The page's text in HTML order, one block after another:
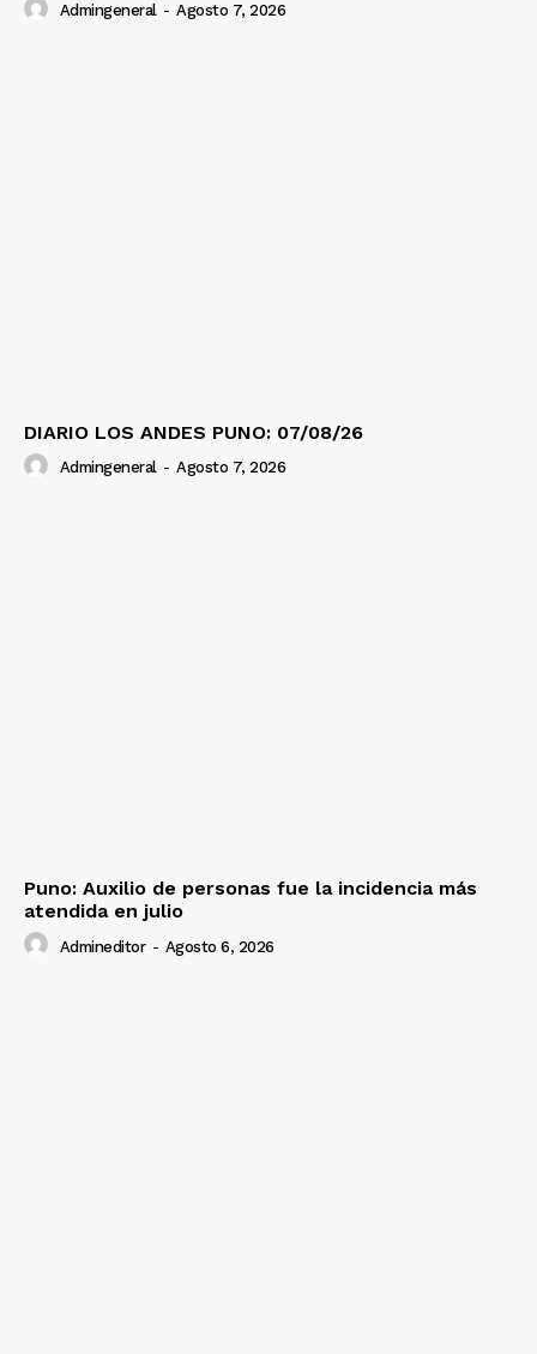
Admingeneral - Agosto 7, 2026
DIARIO LOS ANDES PUNO: 07/08/26
Admingeneral - Agosto 7, 2026
Puno: Auxilio de personas fue la incidencia más
atendida en julio
Admineditor - Agosto 6, 2026